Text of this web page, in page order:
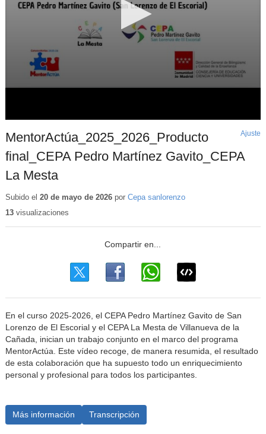
MentorActúa_2025_2026_Producto
final_CEPA Pedro Martínez Gavito_CEPA
La Mesta
Ajuste
Subido el 20 de mayo de 2026por Cepa sanlorenzo
13visualizaciones
En el curso 2025-2026, el CEPA Pedro Martínez Gavito de San
Lorenzo de El Escorial y el CEPA La Mesta de Villanueva de la
Cañada, inician un trabajo conjunto en el marco del programa
MentorActúa. Este vídeo recoge, de manera resumida, el resultado
de esta colaboración que ha supuesto todo un enriquecimiento
personal y profesional para todos los participantes.
Más información Transcripción